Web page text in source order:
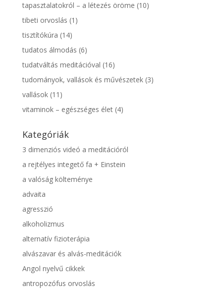
tapasztalatokról – a létezés öröme (10)
tibeti orvoslás (1)
tisztítókúra (14)
tudatos álmodás (6)
tudatváltás meditációval (16)
tudományok, vallások és művészetek(3)
vallások(11)
vitaminok – egészséges élet(4)
Kategóriák
3 dimenziós videó a meditációról
a rejtélyes integető fa + Einstein
a valóság költeménye
advaita
agresszió
alkoholizmus
alternatív fizioterápia
alvászavar és alvás-meditációk
Angol nyelvű cikkek
antropozófus orvoslás